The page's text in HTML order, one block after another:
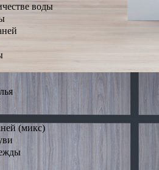
воды
(микс)